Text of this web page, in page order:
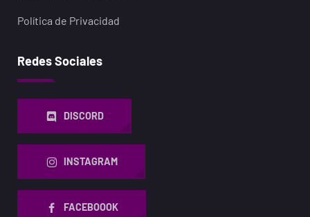
Política de Privacidad
Redes Sociales
DISCORD
INSTAGRAM
FACEBOOOK